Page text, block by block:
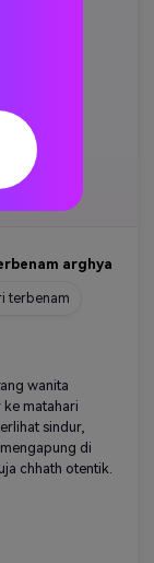
arghya
terbenam
wanita
ke matahari
sindur,
di
chhath otentik.